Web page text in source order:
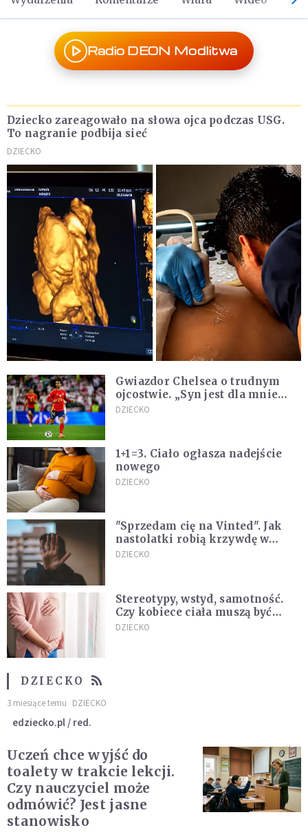
Radio DEON Modlitwa
Dziecko zareagowało na słowa ojca podczas USG.
To nagranie podbija sieć
DZIECKO
Gwiazdor Chelsea o trudnym
ojcostwie. „Syn jest dla mnie
ważniejszy niż sportowe trofea”
DZIECKO
1+1=3. Ciało ogłasza nadejście
nowego
DZIECKO
"Sprzedam cię na Vinted". Jak
nastolatki robią krzywdę w
internecie
DZIECKO
Stereotypy, wstyd, samotność.
Czy kobiece ciała muszą być
tematem tabu?
DZIECKO
DZIECKO
3 miesiące temu DZIECKO
edziecko.pl / red.
Uczeń chce wyjść do
toalety w trakcie lekcji.
Czy nauczyciel może
odmówić? Jest jasne
stanowisko